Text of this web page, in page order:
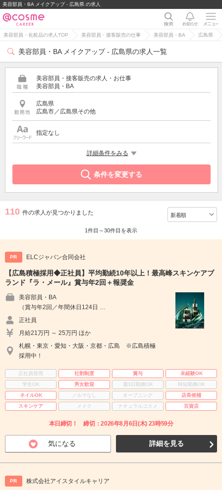
美容部員・BA メイクアップ - 広島県 の求人
美容部員・化粧品の求人TOP 美容部員・接客販売の仕事 美容部員・BA 広島県
美容部員・BA メイクアップ - 広島県の求人一覧
美容部員・接客販売の求人・お仕事
美容部員・BA
広島県
広島市／広島県その他
指定なし
詳細条件をみる
条件を変更する
110 件の求人が見つかりました
1件目～30件目を表示
PR ELCジャパン合同会社
【広島積極採用◆正社員】平均勤続10年以上！最高峰スキンケアブ
ランド『ラ・メール』賞与年2回＋報奨金
美容部員・BA
（賞与年2回／年間休日124日 …
正社員
月給21万円 ～ 25万円 ほか
札幌・東京・愛知・大阪・京都・広島 ※広島積極
採用中！
正社員登用 社割制度 賞与
未経験OK
学生OK
男女歓迎 週3日勤務OK
時短勤務OK
ネイルOK
ノルマなし オープニング
店長候補
スキンケア
メイク ナチュラルコスメ 百貨店
本日締切！ 締切：2026年8月6日(木) 23時59分
気になる 詳細を見る
PR 株式会社アイスタイルキャリア